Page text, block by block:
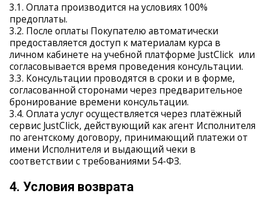
3.1. Оплата производится на условиях 100%
предоплаты.
3.2. После оплаты Покупателю автоматически
предоставляется доступ к материалам курса в
личном кабинете на учебной платформе JustClick или
согласовывается время проведения консультации.
3.3. Консультации проводятся в сроки и в форме,
согласованной сторонами через предварительное
бронирование времени консультации.
3.4. Оплата услуг осуществляется через платёжный
сервис JustClick, действующий как агент Исполнителя
по агентскому договору, принимающий платежи от
имени Исполнителя и выдающий чеки в
соответствии с требованиями 54-ФЗ.
4. Условия возврата